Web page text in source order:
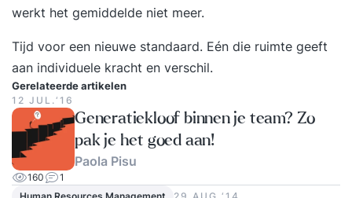
werkt het gemiddelde niet meer.
Tijd voor een nieuwe standaard. Eén die ruimte geeft
aan individuele kracht en verschil.
Gerelateerde artikelen
12 JUL.‘16
Generatiekloof binnen je team? Zo
pak je het goed aan!
Paola Pisu
160
1
Human Resources Management
29 AUG.‘14